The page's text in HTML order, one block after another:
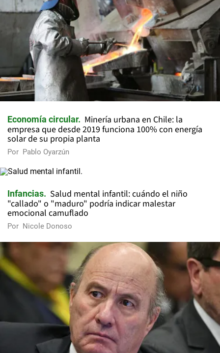
Economía circular
Minería urbana en Chile: la
empresa que desde 2019 funciona 100% con energía
solar de su propia planta
Por Pablo Oyarzún
Infancias
Salud mental infantil: cuándo el niño
"callado" o "maduro" podría indicar malestar
emocional camuflado
Por Nicole Donoso